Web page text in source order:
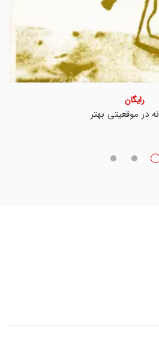
در موقعیتی بهتر
رایگان